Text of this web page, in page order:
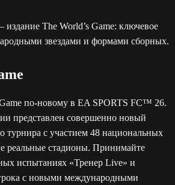
по-новому в EA SPORTS FC™ 26.
представлен совершенно новый
турнира с участием 48 национальных
реальные стадионы. Принимайте
испытаниях «Тренер Live» и
с новыми международными